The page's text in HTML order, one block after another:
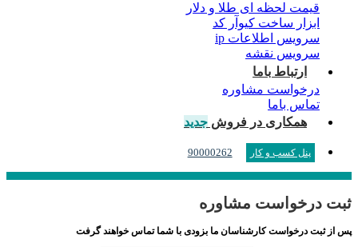
قیمت لحظه ای طلا و دلار
ابزار ساخت کیوآر کد
سرویس اطلاعات ip
سرویس نقشه
ارتباط باما
درخواست مشاوره
تماس باما
همکاری در فروش جدید
پنل کسب و کار 90000262
ثبت درخواست مشاوره
پس از ثبت درخواست کارشناسان ما بزودی با شما تماس خواهند گرفت